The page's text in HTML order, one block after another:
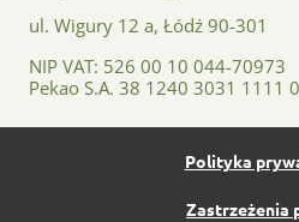
ul. Wigury 12 a, Łódź 90-301
NIP VAT: 526 00 10 044-70973
Pekao S.A. 38 1240 3031 1111
Polityka
Zastrzeżenia